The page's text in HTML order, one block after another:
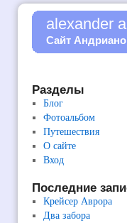
alexander
Сайт
Разделы
Блог
Фотоальбом
Путешествия
О сайте
Вход
Последние
Крейсер Аврора
Два забора